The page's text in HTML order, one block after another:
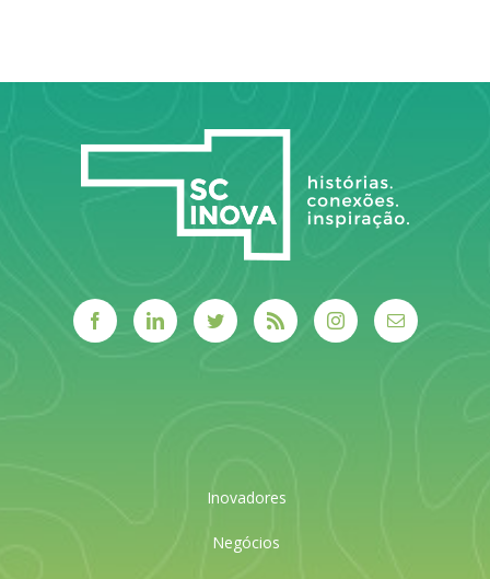
sistema
Inovadores
Negócios